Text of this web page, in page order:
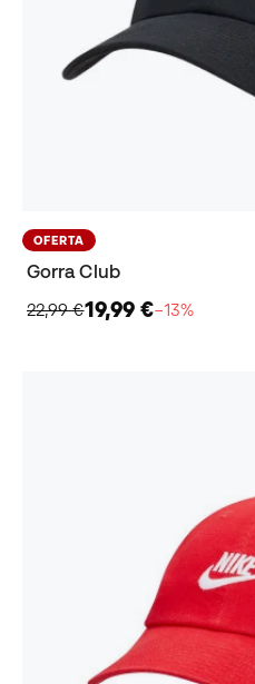
OFERTA
Gorra Club
22,99 €19,99 €−13%